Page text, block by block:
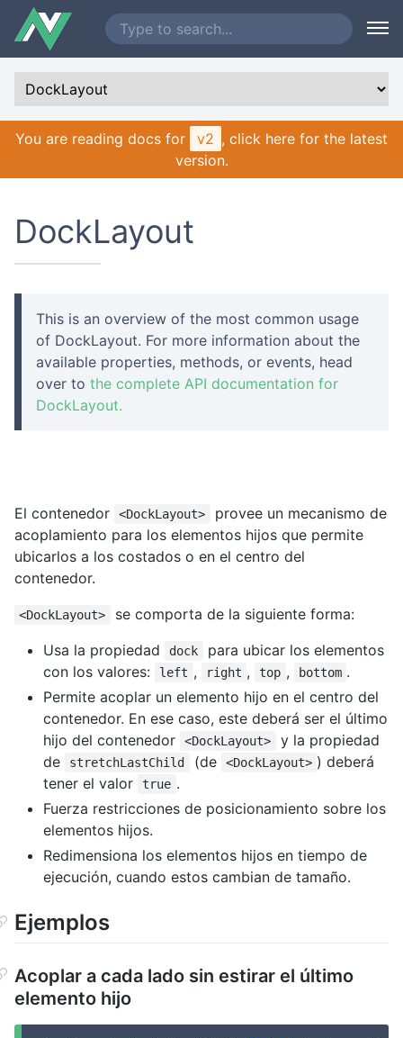
You are reading docs for v2 , click here for the latest
version.
DockLayout
This is an overview of the most common usage
of DockLayout. For more information about the
available properties, methods, or events, head
over to the complete API documentation for
DockLayout.
El contenedor <DockLayout>
provee un mecanismo de
acoplamiento para los elementos hijos que permite
ubicarlos a los costados o en el centro del
contenedor.
<DockLayout>
se comporta de la siguiente forma:
Usa la propiedad
dock
para ubicar los elementos
con los valores:
left , right , top , bottom .
Permite acoplar un elemento hijo en el centro del
contenedor. En ese caso, este deberá ser el último
hijo del contenedor
<DockLayout>
y la propiedad
de
stretchLastChild (de <DockLayout> ) deberá
tener el valor
true .
Fuerza restricciones de posicionamiento sobre los
elementos hijos.
Redimensiona los elementos hijos en tiempo de
ejecución, cuando estos cambian de tamaño.
Ejemplos
Acoplar a cada lado sin estirar el último
elemento hijo